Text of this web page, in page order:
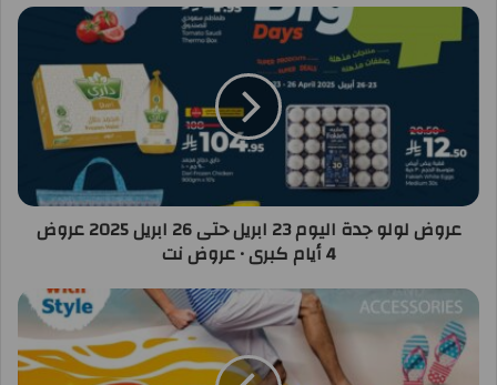
عروض لولو جدة اليوم 23 ابريل حتى 26 ابريل 2025 عروض
4 أيام كبرى • عروض نت